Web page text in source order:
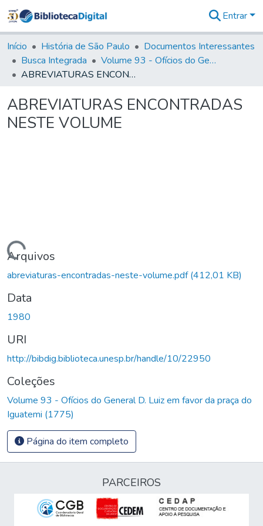
&
Coleções
Tudo na
Biblioteca
Estatísticas
Entrar
Início História de São Paulo
Documentos Interessantes
Busca Integrada
Volume 93 - Ofícios do General D. Luiz em favor da praça do Iguatemi (1775)
ABREVIATURAS ENCONTRADAS NESTE VOLUME
ABREVIATURAS ENCONTRADAS
NESTE VOLUME
Carregando...
Arquivos
abreviaturas-encontradas-neste-volume.pdf(412,01 KB)
Data
1980
URI
http://bibdig.biblioteca.unesp.br/handle/10/22950
Coleções
Volume 93 - Ofícios do General D. Luiz em favor da praça do
Iguatemi (1775)
Página do item completo
PARCEIROS